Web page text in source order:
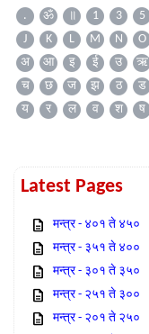
. ॐ ॥ 1 3 5
J
K L M N O
अ
आ इ ई उ ऋ
च
छ ज झ ठ ड
य
र ल व श ष
Latest Pages
मन्त्र - ४०१ ते ४५०
मन्त्र - ३५१ ते ४००
मन्त्र - ३०१ ते ३५०
मन्त्र - २५१ ते ३००
मन्त्र - २०१ ते २५०